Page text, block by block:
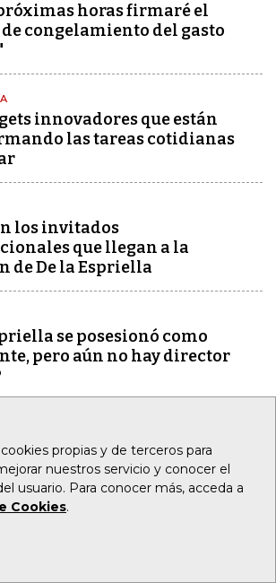
propias y de terceros para
nuestros servicio y conocer el
usuario. Para conocer más, acceda a
Cookies.
horas firmaré el
congelamiento del gasto
innovadores que están
las tareas cotidianas
los invitados
que llegan a la
de De la Espriella
se posesionó como
pero aún no hay director
banderas rojas que hereda el
en materia económica
grupos armados y
las primeras medidas del